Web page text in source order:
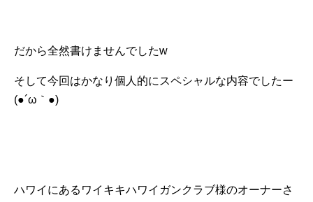
だから全然書けませんでしたw
そして今回はかなり個人的にスペシャルな内容でしたー
(●´ω｀●)
ハワイにあるワイキキハワイガンクラブ様のオーナーさ